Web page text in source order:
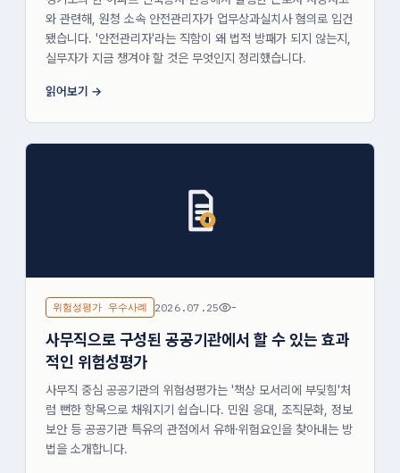
와 관련해, 원청 소속 안전관리자가 업무상과실치사 혐의로 입건
됐습니다. '안전관리자'라는 직함이 왜 법적 방패가 되지 않는지,
실무자가 지금 챙겨야 할 것은 무엇인지 정리했습니다.
읽어보기
위험성평가 우수사례 2026.07.25 -
사무직으로 구성된 공공기관에서 할 수 있는 효과
적인 위험성평가
사무직 중심 공공기관의 위험성평가는 '책상 모서리에 부딪힘'처
럼 뻔한 항목으로 채워지기 쉽습니다. 민원 응대, 조직문화, 정보
보안 등 공공기관 특유의 관점에서 유해·위험요인을 찾아내는 방
법을 소개합니다.